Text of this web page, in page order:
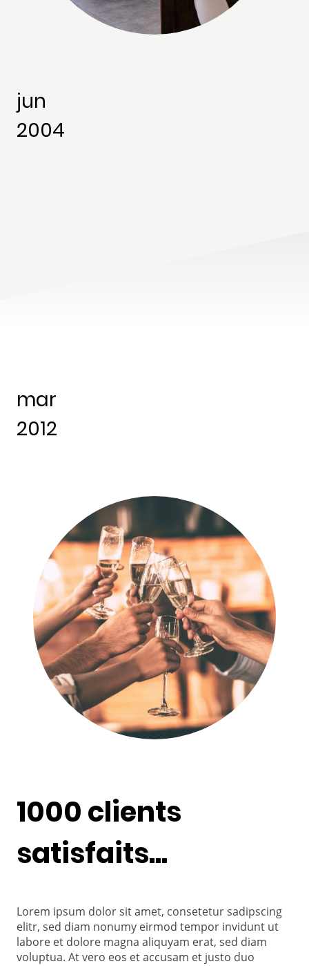
jun
2004
mar
2012
1000 clients
satisfaits...
Lorem ipsum dolor sit amet, consetetur sadipscing
elitr, sed diam nonumy eirmod tempor invidunt ut
labore et dolore magna aliquyam erat, sed diam
voluptua. At vero eos et accusam et justo duo